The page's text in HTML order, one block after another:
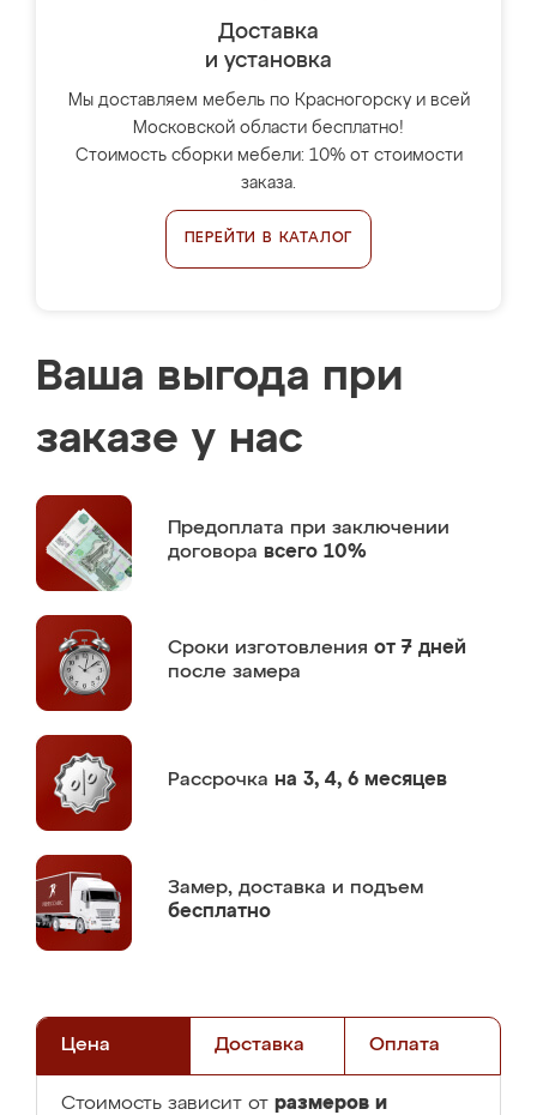
Доставка
и установка
Мы доставляем мебель по Красногорску и всей
Московской области бесплатно!
Стоимость сборки мебели: 10% от стоимости
заказа.
ПЕРЕЙТИ В КАТАЛОГ
Ваша выгода при
заказе у нас
Предоплата при заключении
договора всего 10%
Сроки изготовления от 7 дней
после замера
Рассрочка на 3, 4, 6 месяцев
Замер, доставка и подъем
бесплатно
Цена Доставка Оплата
Стоимость зависит от размеров и